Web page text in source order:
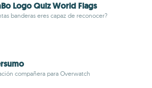
Logo Quiz World Flags
banderas eres capaz de reconocer?
compañera para Overwatch